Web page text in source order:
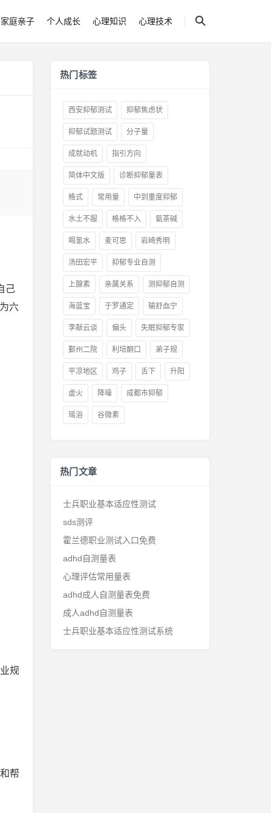
家庭亲子 个人成长 心理知识 心理技术
己
六
规
帮
热门标签
西安抑郁测试 抑郁焦虑状
抑郁试题测试 分子量
成就动机 指引方向
简体中文版 诊断抑郁量表
格式 常用量 中到重度抑郁
水土不服 格格不入 氨茶碱
喝氢水 麦可思 岩崎秀明
汤田宏平 抑郁专业自测
上腺素 亲属关系 测抑郁自测
海蓝宝 于罗通定 输舒血宁
李献云谈 偏头 失眠抑郁专家
鄞州二院 利培酮口 弟子规
平凉地区 鸡子 舌下 升阳
虚火 降噪 成都市抑郁
瑶浴 谷微素
热门文章
士兵职业基本适应性测试
sds测评
霍兰德职业测试入口免费
adhd自测量表
心理评估常用量表
adhd成人自测量表免费
成人adhd自测量表
士兵职业基本适应性测试系统